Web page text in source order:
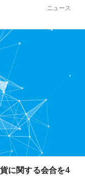
ニュース
に関する会合を4